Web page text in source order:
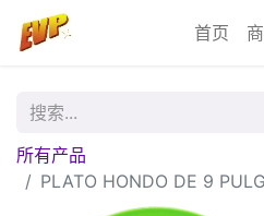
首页
所有产品
PLATO HONDO DE 9